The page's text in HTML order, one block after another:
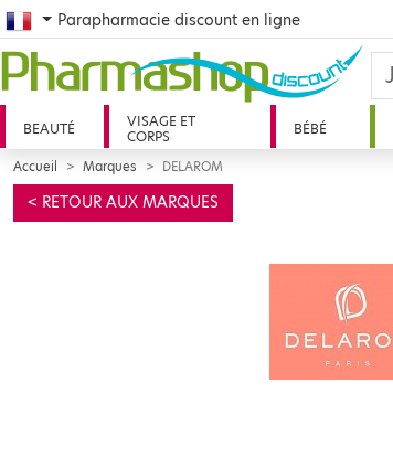
French
Parapharmacie discount en ligne
BEAUTÉ
VISAGE ET
CORPS
BÉBÉ
Accueil Marques DELAROM
< RETOUR AUX MARQUES